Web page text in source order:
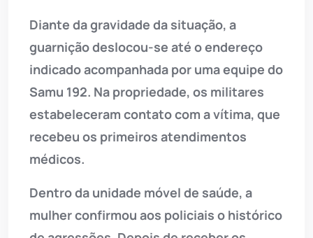
Diante da gravidade da situação, a
guarnição deslocou-se até o endereço
indicado acompanhada por uma equipe do
Samu 192. Na propriedade, os militares
estabeleceram contato com a vítima, que
recebeu os primeiros atendimentos
médicos.
Dentro da unidade móvel de saúde, a
mulher confirmou aos policiais o histórico